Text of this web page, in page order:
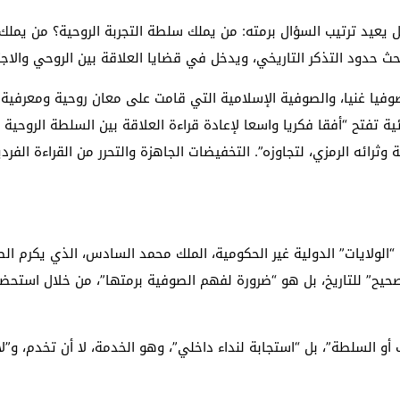
يعيد ترتيب السؤال برمته: من يملك سلطة التجربة الروحية؟
حدود التذكر التاريخي، ويدخل في قضايا العلاقة بين الروحي
غنيا، والصوفية الإسلامية التي قامت على معان روحية
تفتح “أفقا فكريا واسعا لإعادة قراءة العلاقة بين السلطة الروحية
الرمزي، لتجاوزه”. التخفيضات الجاهزة والتحرر من القراءة
الدولية غير الحكومية، الملك محمد السادس، الذي
للتاريخ، بل هو “ضرورة لفهم الصوفية برمتها”، من خلال
السلطة”، بل “استجابة لنداء داخلي”، وهو الخدمة، لا أن